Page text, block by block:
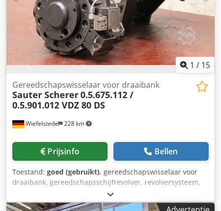
1 / 15
Wiefelstede 228 km
Gereedschapswisselaar voor draaibank
Sauter Scherer0.5.675.112 /
0.5.901.012 VDZ 80 DS
Prijsinfo Bellen
Toestand: goed (gebruikt), gereedschapswisselaar voor
draaibank, gereedschapsschijfrevolver, revolversysteem,
schijfrevolver voor draaibank -Fabrikant: Sauter,
gereedschapswisselaar type 0.5.675.112 van verticale